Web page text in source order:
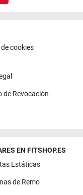
cookies
de Revocación
EN FITSHOP.ES
Estáticas
de Remo